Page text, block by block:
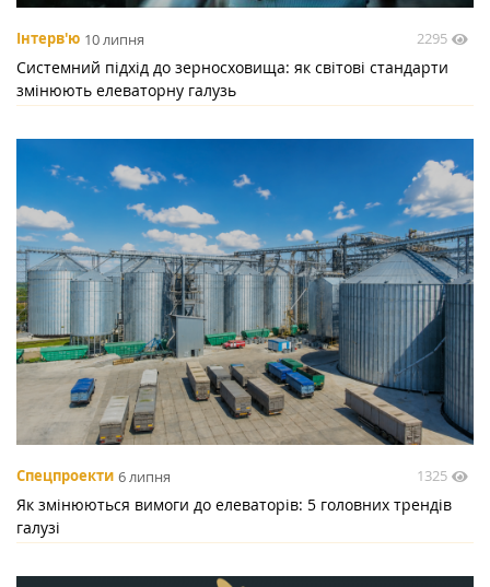
Інтерв'ю 10 липня 2295
Системний підхід до зерносховища: як світові стандарти
змінюють елеваторну галузь
Спецпроекти 6 липня 1325
Як змінюються вимоги до елеваторів: 5 головних трендів
галузі